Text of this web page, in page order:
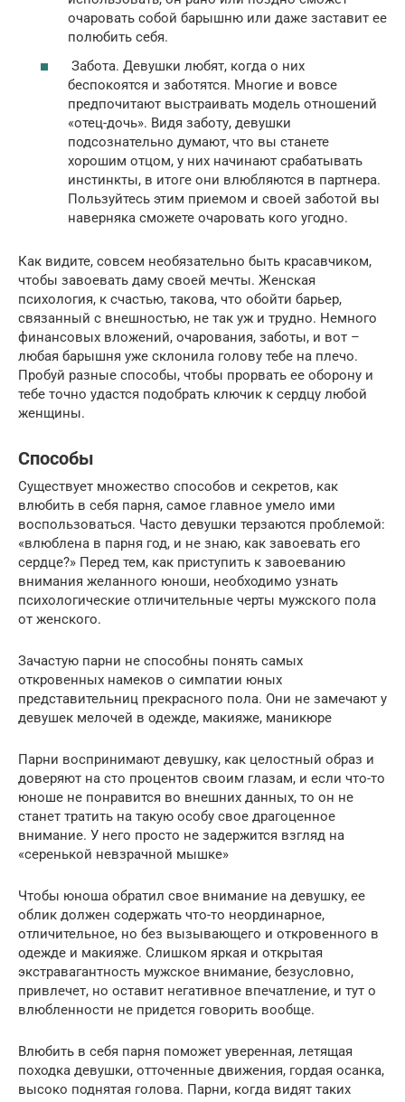
очаровать собой барышню или даже заставит ее
полюбить себя.
Забота. Девушки любят, когда о них
беспокоятся и заботятся. Многие и вовсе
предпочитают выстраивать модель отношений
«отец-дочь». Видя заботу, девушки
подсознательно думают, что вы станете
хорошим отцом, у них начинают срабатывать
инстинкты, в итоге они влюбляются в партнера.
Пользуйтесь этим приемом и своей заботой вы
наверняка сможете очаровать кого угодно.
Как видите, совсем необязательно быть красавчиком,
чтобы завоевать даму своей мечты. Женская
психология, к счастью, такова, что обойти барьер,
связанный с внешностью, не так уж и трудно. Немного
финансовых вложений, очарования, заботы, и вот –
любая барышня уже склонила голову тебе на плечо.
Пробуй разные способы, чтобы прорвать ее оборону и
тебе точно удастся подобрать ключик к сердцу любой
женщины.
Способы
Существует множество способов и секретов, как
влюбить в себя парня, самое главное умело ими
воспользоваться. Часто девушки терзаются проблемой:
«влюблена в парня год, и не знаю, как завоевать его
сердце?» Перед тем, как приступить к завоеванию
внимания желанного юноши, необходимо узнать
психологические отличительные черты мужского пола
от женского.
Зачастую парни не способны понять самых
откровенных намеков о симпатии юных
представительниц прекрасного пола. Они не замечают у
девушек мелочей в одежде, макияже, маникюре
Парни воспринимают девушку, как целостный образ и
доверяют на сто процентов своим глазам, и если что-то
юноше не понравится во внешних данных, то он не
станет тратить на такую особу свое драгоценное
внимание. У него просто не задержится взгляд на
«серенькой невзрачной мышке»
Чтобы юноша обратил свое внимание на девушку, ее
облик должен содержать что-то неординарное,
отличительное, но без вызывающего и откровенного в
одежде и макияже. Слишком яркая и открытая
экстравагантность мужское внимание, безусловно,
привлечет, но оставит негативное впечатление, и тут о
влюбленности не придется говорить вообще.
Влюбить в себя парня поможет уверенная, летящая
походка девушки, отточенные движения, гордая осанка,
высоко поднятая голова. Парни, когда видят таких